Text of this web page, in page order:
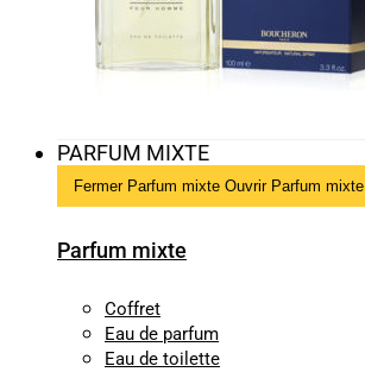
PARFUM MIXTE
Fermer Parfum mixte Ouvrir Parfum mixte
Parfum mixte
Coffret
Eau de parfum
Eau de toilette